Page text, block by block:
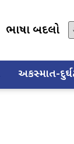
ભાષા બદલો
અકસ્માત-